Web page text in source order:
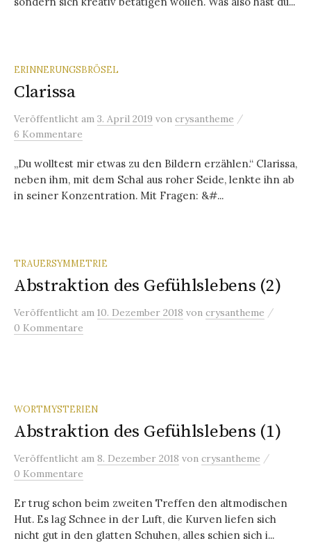
ERINNERUNGSBRÖSEL
Clarissa
Veröffentlicht am 3. April 2019 von crysantheme /
6 Kommentare
„Du wolltest mir etwas zu den Bildern erzählen.“ Clarissa,
neben ihm, mit dem Schal aus roher Seide, lenkte ihn ab
in seiner Konzentration. Mit Fragen: &#...
TRAUERSYMMETRIE
Abstraktion des Gefühlslebens (2)
Veröffentlicht am 10. Dezember 2018 von crysantheme /
0 Kommentare
WORTMYSTERIEN
Abstraktion des Gefühlslebens (1)
Veröffentlicht am 8. Dezember 2018 von crysantheme /
0 Kommentare
Er trug schon beim zweiten Treffen den altmodischen
Hut. Es lag Schnee in der Luft, die Kurven liefen sich
nicht gut in den glatten Schuhen, alles schien sich i...